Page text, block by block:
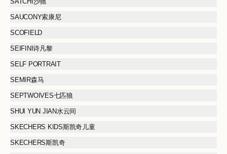
SAUCONY索康尼
SCOFIELD
SEIFINI诗凡黎
SELF PORTRAIT
SEMIR森马
SEPTWOIVES七匹狼
SHUI YUN JIAN水云间
SKECHERS KIDS斯凯奇儿童
SKECHERS斯凯奇